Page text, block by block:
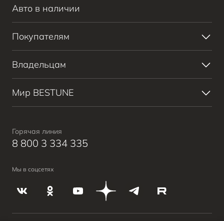
Bestune B70
Bestune T77
Авто в наличии
Покупателям
КРЕДИТ И СТРАХОВАНИЕ
ПОЛУЧИТЬ ПРЕДЛОЖЕНИЕ
АВТОМОБИЛИ В НАЛИЧИИ
Владельцам
ЗАПИСАТЬСЯ НА СЕРВИС
Мир BESTUNE
Горячая линия
8 800 3 334 335
Мы в соцсетях